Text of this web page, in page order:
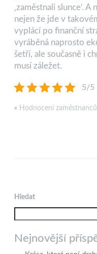
‚zaměstnali slunce‘.
nejen že jde v
vyplácí po finanční
vyráběná naprosto
šetří, ale současně i
musí záležet.
5/5
« Hodnocení
Hledat
Nejnovější